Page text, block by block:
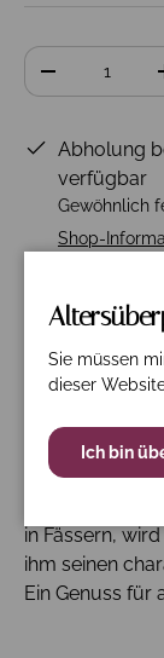
Anzahl
Abholung
verfügbar
Gewöhnlich
Shop-
Beschreibung
Vineyards 6er
von
in Fässern,
ihm seinen
Ein Genuss für
Sie müssen
dieser
Ich bin